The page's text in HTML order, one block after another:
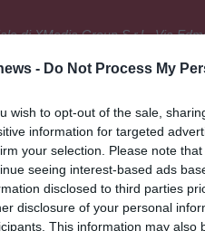
- Do Not Process My
wish to opt-out of the sale,
information for targeted
your selection. Please note
seeing interest-based ads
disclosed to third parties
disclosure of your personal
This information may
di XMedia Group S.r.l - Via
presso il Tribunale di
Chi siamo Termini e condizioni